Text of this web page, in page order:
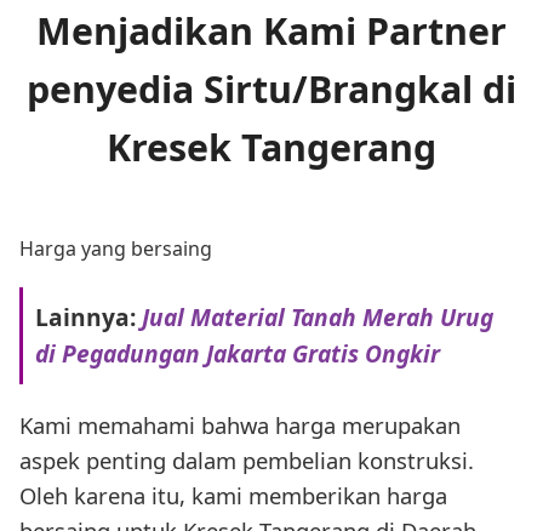
Menjadikan Kami Partner
penyedia Sirtu/Brangkal di
Kresek Tangerang
Harga yang bersaing
Lainnya:Jual Material Tanah Merah Urug
di Pegadungan Jakarta Gratis Ongkir
Kami memahami bahwa harga merupakan
aspek penting dalam pembelian konstruksi.
Oleh karena itu, kami memberikan harga